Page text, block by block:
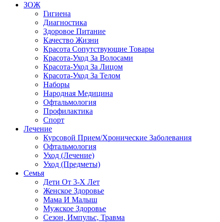
ЗОЖ
Гигиена
Диагностика
Здоровое Питание
Качество Жизни
Красота Сопутствующие Товары
Красота-Уход За Волосами
Красота-Уход За Лицом
Красота-Уход За Телом
Наборы
Народная Медицина
Офтальмология
Профилактика
Спорт
Лечение
Курсовой Прием/Хронические Заболевания
Офтальмология
Уход (Лечение)
Уход (Предметы)
Семья
Дети От 3-Х Лет
Женское Здоровье
Мама И Малыш
Мужское Здоровье
Сезон, Импульс, Травма